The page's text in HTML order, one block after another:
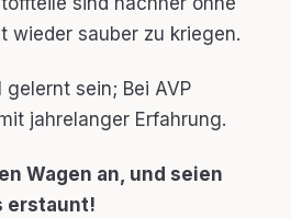
wieder sauber zu kriegen.
gelernt sein; Bei AVP
jahrelanger Erfahrung.
Wagen an, und seien
erstaunt!